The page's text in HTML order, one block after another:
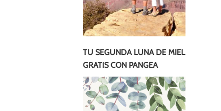
TU SEGUNDA LUNA DE MIEL
GRATIS CON PANGEA